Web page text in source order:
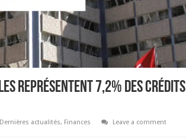
représentent 7,2% des crédits
Dernières actualités, Finances
Leave a comment